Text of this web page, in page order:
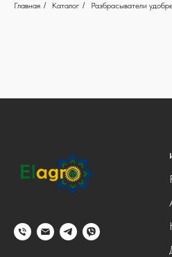
Главная / Каталог / Разбрасыватели